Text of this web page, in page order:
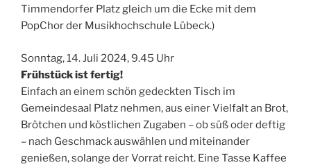
Timmendorfer Platz gleich um die Ecke mit dem
PopChor der Musikhochschule Lübeck.)
Sonntag, 14. Juli 2024, 9.45 Uhr
Frühstück ist fertig!
Einfach an einem schön gedeckten Tisch im
Gemeindesaal Platz nehmen, aus einer Vielfalt an Brot,
Brötchen und köstlichen Zugaben – ob süß oder deftig
– nach Geschmack auswählen und miteinander
genießen, solange der Vorrat reicht. Eine Tasse Kaffee